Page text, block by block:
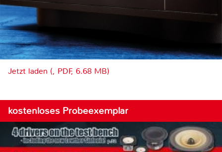
Jetzt laden (, PDF, 6.68 MB)
kostenloses Probeexemplar